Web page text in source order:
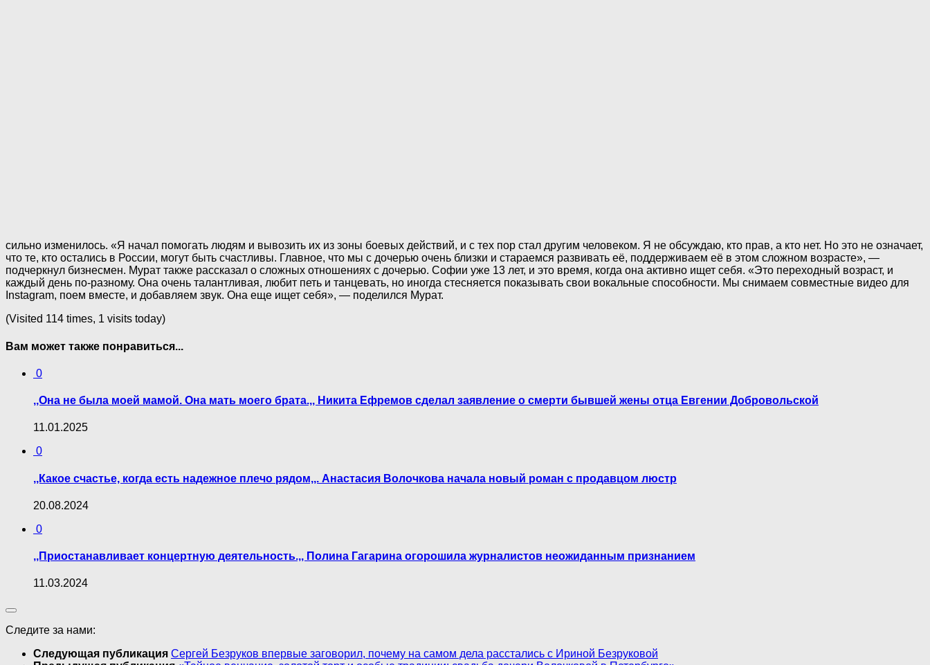
сильно изменилось. «Я начал помогать людям и вывозить их из зоны боевых действий, и с тех пор стал другим человеком. Я не обсуждаю, кто прав, а кто нет. Но это не означает,
что те, кто остались в России, могут быть счастливы. Главное, что мы с дочерью очень близки и стараемся развивать её, поддерживаем её в этом сложном возрасте», —
подчеркнул бизнесмен. Мурат также рассказал о сложных отношениях с дочерью. Софии уже 13 лет, и это время, когда она активно ищет себя. «Это переходный возраст, и
каждый день по-разному. Она очень талантливая, любит петь и танцевать, но иногда стесняется показывать свои вокальные способности. Мы снимаем совместные видео для
Instagram, поем вместе, и добавляем звук. Она еще ищет себя», — поделился Мурат.
(Visited 114 times, 1 visits today)
Вам может также понравиться...
0
,,Она не была моей мамой. Она мать моего брата.,, Никита Ефремов сделал заявление о смерти бывшей жены отца Евгении Добровольской
11.01.2025
0
,,Какое счастье, когда есть надежное плечо рядом,,. Анастасия Волочкова начала новый роман с продавцом люстр
20.08.2024
0
,,Приостанавливает концертную деятельность.,, Полина Гагарина огорошила журналистов неожиданным признанием
11.03.2024
Следите за нами:
Следующая публикация Сергей Безруков впервые заговорил, почему на самом дела расстались с Ириной Безруковой